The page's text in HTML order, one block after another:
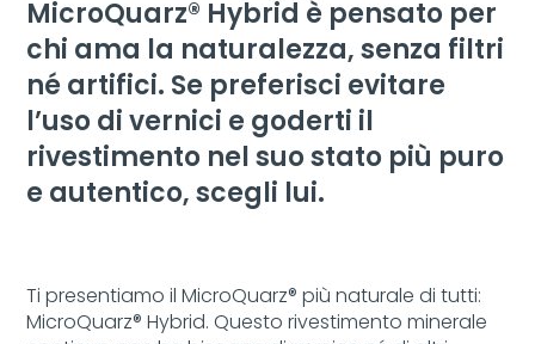
MicroQuarz® Hybrid è pensato per
chi ama la naturalezza, senza filtri
né artifici. Se preferisci evitare
l’uso di vernici e goderti il
rivestimento nel suo stato più puro
e autentico, scegli lui.
Ti presentiamo il MicroQuarz® più naturale di tutti:
MicroQuarz® Hybrid. Questo rivestimento minerale